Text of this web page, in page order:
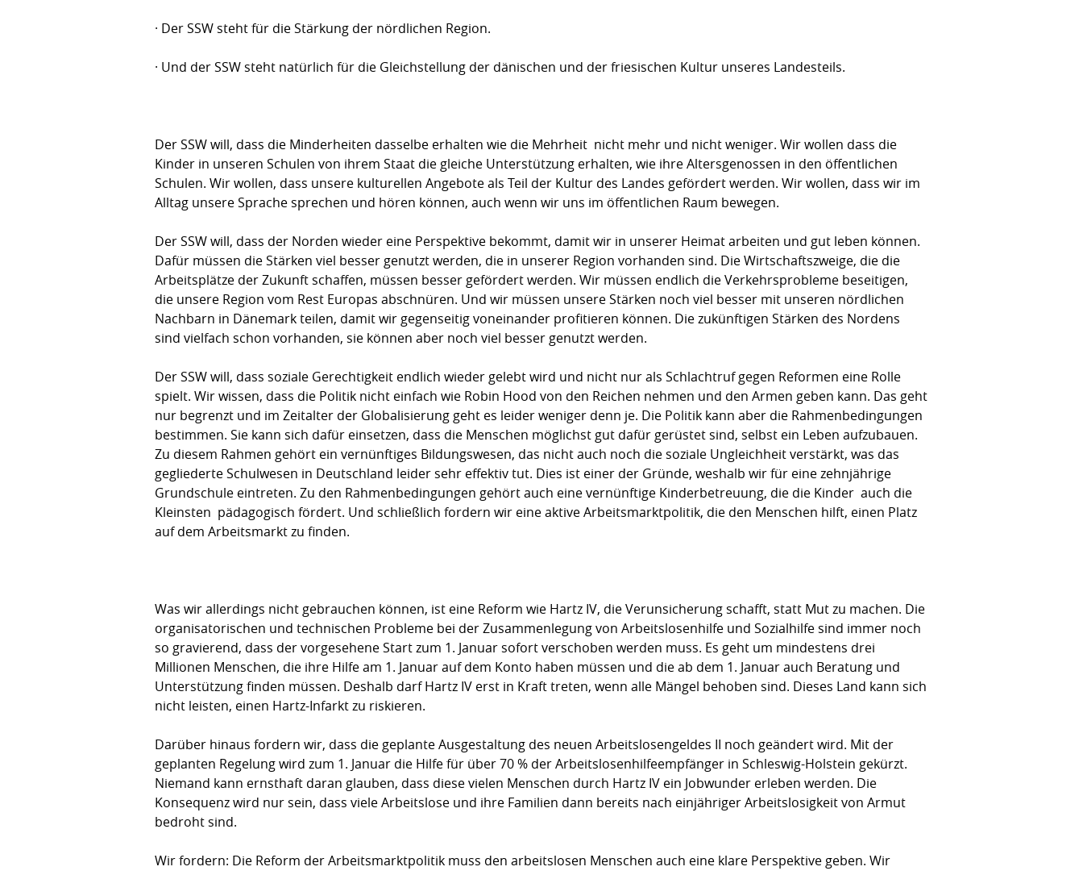
· Der SSW steht für die Stärkung der nördlichen Region.
· Und der SSW steht natürlich für die Gleichstellung der dänischen und der friesischen Kultur unseres Landesteils.
Der SSW will, dass die Minderheiten dasselbe erhalten wie die Mehrheit  nicht mehr und nicht weniger. Wir wollen dass die
Kinder in unseren Schulen von ihrem Staat die gleiche Unterstützung erhalten, wie ihre Altersgenossen in den öffentlichen
Schulen. Wir wollen, dass unsere kulturellen Angebote als Teil der Kultur des Landes gefördert werden. Wir wollen, dass wir im
Alltag unsere Sprache sprechen und hören können, auch wenn wir uns im öffentlichen Raum bewegen.
Der SSW will, dass der Norden wieder eine Perspektive bekommt, damit wir in unserer Heimat arbeiten und gut leben können.
Dafür müssen die Stärken viel besser genutzt werden, die in unserer Region vorhanden sind. Die Wirtschaftszweige, die die
Arbeitsplätze der Zukunft schaffen, müssen besser gefördert werden. Wir müssen endlich die Verkehrsprobleme beseitigen,
die unsere Region vom Rest Europas abschnüren. Und wir müssen unsere Stärken noch viel besser mit unseren nördlichen
Nachbarn in Dänemark teilen, damit wir gegenseitig voneinander profitieren können. Die zukünftigen Stärken des Nordens
sind vielfach schon vorhanden, sie können aber noch viel besser genutzt werden.
Der SSW will, dass soziale Gerechtigkeit endlich wieder gelebt wird und nicht nur als Schlachtruf gegen Reformen eine Rolle
spielt. Wir wissen, dass die Politik nicht einfach wie Robin Hood von den Reichen nehmen und den Armen geben kann. Das geht
nur begrenzt und im Zeitalter der Globalisierung geht es leider weniger denn je. Die Politik kann aber die Rahmenbedingungen
bestimmen. Sie kann sich dafür einsetzen, dass die Menschen möglichst gut dafür gerüstet sind, selbst ein Leben aufzubauen.
Zu diesem Rahmen gehört ein vernünftiges Bildungswesen, das nicht auch noch die soziale Ungleichheit verstärkt, was das
gegliederte Schulwesen in Deutschland leider sehr effektiv tut. Dies ist einer der Gründe, weshalb wir für eine zehnjährige
Grundschule eintreten. Zu den Rahmenbedingungen gehört auch eine vernünftige Kinderbetreuung, die die Kinder  auch die
Kleinsten  pädagogisch fördert. Und schließlich fordern wir eine aktive Arbeitsmarktpolitik, die den Menschen hilft, einen Platz
auf dem Arbeitsmarkt zu finden.
Was wir allerdings nicht gebrauchen können, ist eine Reform wie Hartz IV, die Verunsicherung schafft, statt Mut zu machen. Die
organisatorischen und technischen Probleme bei der Zusam­men­legung von Arbeitslosenhilfe und Sozialhilfe sind immer noch
so gravierend, dass der vorgesehene Start zum 1. Januar sofort verschoben werden muss. Es geht um mindestens drei
Millionen Menschen, die ihre Hilfe am 1. Januar auf dem Konto haben müssen und die ab dem 1. Januar auch Beratung und
Unterstützung finden müssen. Deshalb darf Hartz IV erst in Kraft treten, wenn alle Mängel behoben sind. Dieses Land kann sich
nicht leisten, einen Hartz-Infarkt zu riskieren.
Darüber hinaus fordern wir, dass die geplante Ausgestaltung des neuen Arbeitslosen­geldes II noch geändert wird. Mit der
geplanten Regelung wird zum 1. Januar die Hilfe für über 70 % der Ar­beits­­losenhilfeempfänger in Schleswig-Holstein gekürzt.
Niemand kann ernsthaft daran glauben, dass diese vielen Menschen durch Hartz IV ein Jobwunder erleben werden. Die
Konsequenz wird nur sein, dass viele Arbeitslose und ihre Fami­lien dann bereits nach ein­jähriger Arbeitslosigkeit von Armut
bedroht sind.
Wir fordern: Die Reform der Arbeitsmarktpolitik muss den arbeitslosen Menschen auch eine klare Perspektive geben. Wir